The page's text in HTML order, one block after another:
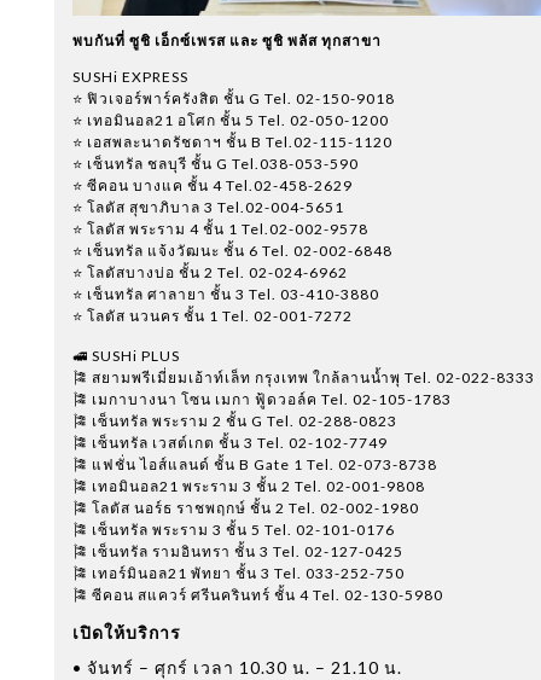
พบกันที่ ซูชิ เอ็กซ์เพรส และ ซูชิ พลัส ทุกสาขา
SUSHi EXPRESS
⭐️ ฟิวเจอร์พาร์ครังสิต ชั้น G Tel. 02-150-9018
⭐️ เทอมินอล21 อโศก ชั้น 5 Tel. 02-050-1200
⭐️ เอสพละนาดรัชดาฯ ชั้น B Tel.02-115-1120
⭐️ เซ็นทรัล ชลบุรี ชั้น G Tel.038-053-590
⭐️ ซีคอน บางแค ชั้น 4 Tel.02-458-2629
⭐️ โลตัส สุขาภิบาล 3 Tel.02-004-5651
⭐️ โลตัส พระราม 4 ชั้น 1 Tel.02-002-9578
⭐️ เซ็นทรัล แจ้งวัฒนะ ชั้น 6 Tel. 02-002-6848
⭐️ โลตัสบางบ่อ ชั้น 2 Tel. 02-024-6962
⭐️ เซ็นทรัล ศาลายา ชั้น 3 Tel. 03-410-3880
⭐️ โลตัส นวนคร ชั้น 1 Tel. 02-001-7272
🚅 SUSHi PLUS
🎏 สยามพรีเมี่ยมเอ้าท์เล็ท กรุงเทพ ใกล้ลานน้ำพุ Tel. 02-022-8333
🎏 เมกาบางนา โซน เมกา ฟู้ดวอล์ค Tel. 02-105-1783
🎏 เซ็นทรัล พระราม 2 ชั้น G Tel. 02-288-0823
🎏 เซ็นทรัล เวสต์เกต ชั้น 3 Tel. 02-102-7749
🎏 แฟชั่น ไอส์แลนด์ ชั้น B Gate 1 Tel. 02-073-8738
🎏 เทอมินอล21 พระราม 3 ชั้น 2 Tel. 02-001-9808
🎏 โลตัส นอร์ธ ราชพฤกษ์ ชั้น 2 Tel. 02-002-1980
🎏 เซ็นทรัล พระราม 3 ชั้น 5 Tel. 02-101-0176
🎏 เซ็นทรัล รามอินทรา ชั้น 3 Tel. 02-127-0425
🎏 เทอร์มินอล21 พัทยา ชั้น 3 Tel. 033-252-750
🎏 ซีคอน สแควร์ ศรีนครินทร์ ชั้น 4 Tel. 02-130-5980
เปิดให้บริการ
• จันทร์ – ศุกร์ เวลา 10.30 น. – 21.10 น.